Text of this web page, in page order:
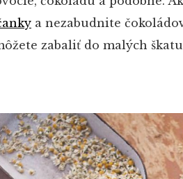
a nezabudnite
zabaliť do malých